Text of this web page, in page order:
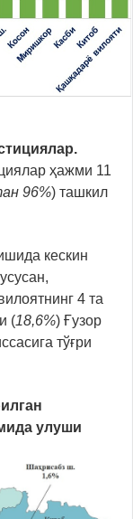
ҳажми 11
96%) ташкил
кескин
4 та
(18,6%) Ғузор
тўғри
улуши